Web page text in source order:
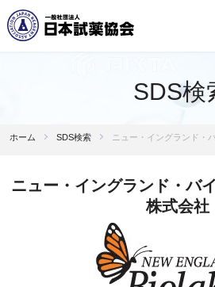
SDS検
ホーム SDS検索 ニュー・イングランド・
ニュー・イングランド・バ
株式会社